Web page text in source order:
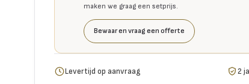
maken we graag een setprijs.
Bewaar en vraag een offerte
Levertijd op aanvraag
2